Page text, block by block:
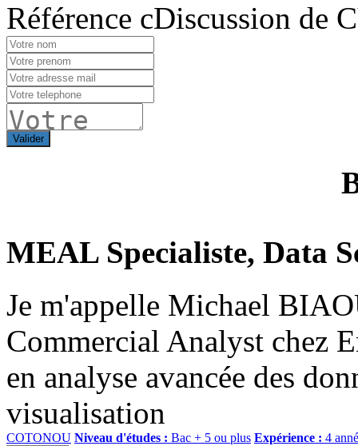
Référence cDiscussion de
Valider
MEAL Specialiste, Data
Je m'appelle Michael
Commercial Analyst chez
en analyse avancée des
visualisation
COTONOU Niveau d'études : Bac + 5 ou plus Expérience : 4